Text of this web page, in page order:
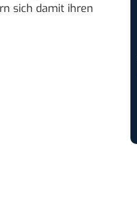
sich damit ihren